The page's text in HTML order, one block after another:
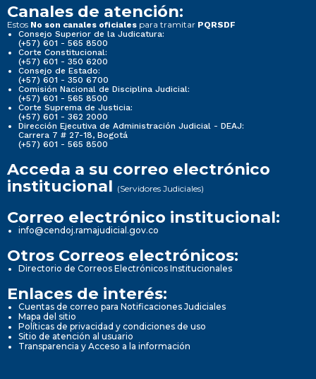
Canales de atención:
Estos No son canales oficiales para tramitar PQRSDF
Consejo Superior de la Judicatura:
(+57) 601 - 565 8500
Corte Constitucional:
(+57) 601 - 350 6200
Consejo de Estado:
(+57) 601 - 350 6700
Comisión Nacional de Disciplina Judicial:
(+57) 601 - 565 8500
Corte Suprema de Justicia:
(+57) 601 - 362 2000
Dirección Ejecutiva de Administración Judicial - DEAJ:
Carrera 7 # 27-18, Bogotá
(+57) 601 - 565 8500
Acceda a su correo electrónico
institucional (Servidores Judiciales)
Correo electrónico institucional:
info@cendoj.ramajudicial.gov.co
Otros Correos electrónicos:
Directorio de Correos Electrónicos Institucionales
Enlaces de interés:
Cuentas de correo para Notificaciones Judiciales
Mapa del sitio
Políticas de privacidad y condiciones de uso
Sitio de atención al usuario
Transparencia y Acceso a la información